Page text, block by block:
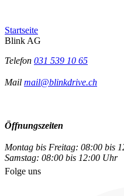
Startseite
Blink AG
Telefon 031 539 10 65
Mail mail@blinkdrive.ch
Öffnungszeiten
Montag bis Freitag: 08:00 bis
Samstag: 08:00 bis 12:00 Uhr
Folge uns